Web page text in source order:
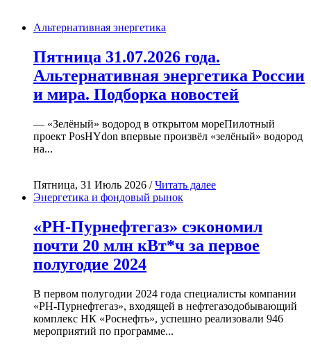
Альтернативная энергетика
Пятница 31.07.2026 года.
Альтернативная энергетика России
и мира. Подборка новостей
— «Зелёный» водород в открытом мореПилотный
проект PosHYdon впервые произвёл «зелёный» водород
на...
Пятница, 31 Июль 2026 /Читать далее
Энергетика и фондовый рынок
«РН-Пурнефтегаз» сэкономил
почти 20 млн кВт*ч за первое
полугодие 2024
В первом полугодии 2024 года специалисты компании
«РН-Пурнефтегаз», входящей в нефтегазодобывающий
комплекс НК «Роснефть», успешно реализовали 946
мероприятий по программе...